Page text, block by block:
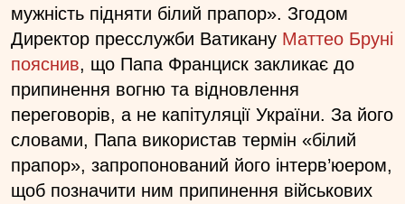
мужність підняти білий прапор». Згодом
Директор пресслужби Ватикану Маттео Бруні
пояснив, що Папа Франциск закликає до
припинення вогню та відновлення
переговорів, а не капітуляції України. За його
словами, Папа використав термін «білий
прапор», запропонований його інтерв’юером,
щоб позначити ним припинення військових